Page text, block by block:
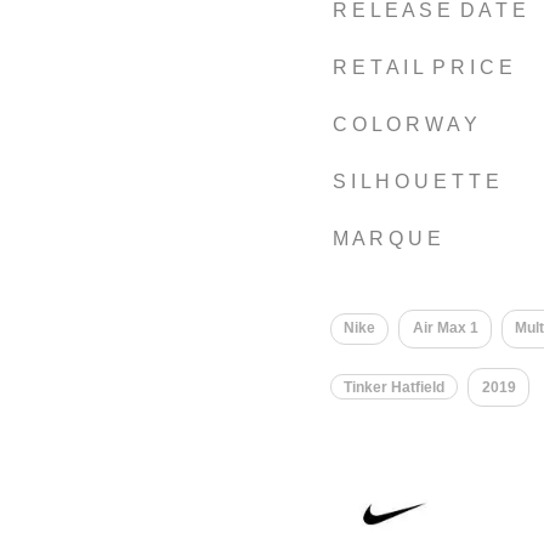
R E L E A S E D A T E
R E T A I L P R I C E
C O L O R W A Y
S I L H O U E T T E
M A R Q U E
Nike Air Max 1
Tinker Hatfield 2019